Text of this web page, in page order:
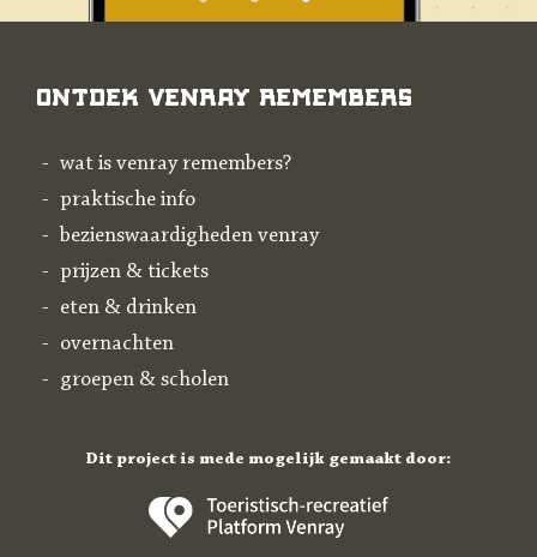
Ontdek Venray Remembers
wat is venray remembers?
praktische info
bezienswaardigheden venray
prijzen & tickets
eten & drinken
overnachten
groepen & scholen
Dit project is mede mogelijk gemaakt door: